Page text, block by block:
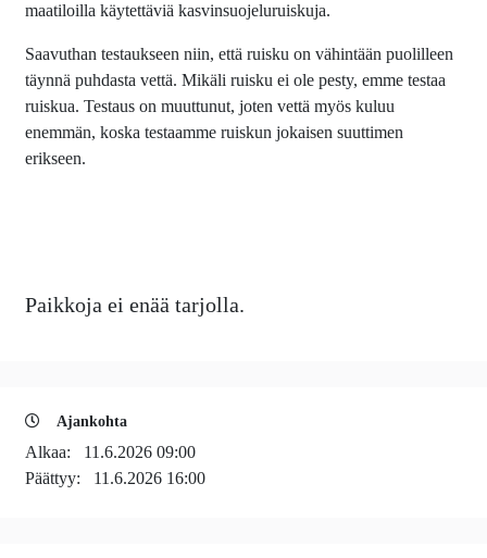
maatiloilla käytettäviä kasvinsuojeluruiskuja.
Saavuthan testaukseen niin, että ruisku on vähintään puolilleen
täynnä puhdasta vettä. Mikäli ruisku ei ole pesty, emme testaa
ruiskua. Testaus on muuttunut, joten vettä myös kuluu
enemmän, koska testaamme ruiskun jokaisen suuttimen
erikseen.
Paikkoja ei enää tarjolla.
Ajankohta
Alkaa: 11.6.2026 09:00
Päättyy: 11.6.2026 16:00